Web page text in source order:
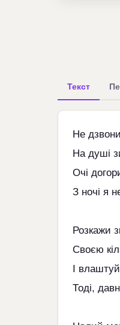
Текст
Не
На душі
Очі
З ночі я
Розкажи
Своєю
І
Тоді,